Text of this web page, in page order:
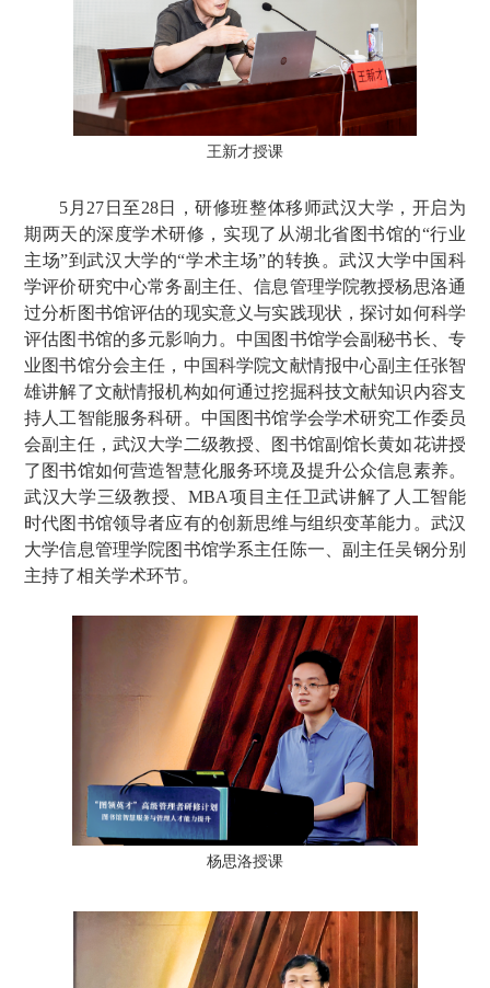
王新才授课
5月27日至28日，研修班整体移师武汉大学，开启为
期两天的深度学术研修，实现了从湖北省图书馆的“行业
主场”到武汉大学的“学术主场”的转换。武汉大学中国科
学评价研究中心常务副主任、信息管理学院教授杨思洛通
过分析图书馆评估的现实意义与实践现状，探讨如何科学
评估图书馆的多元影响力。中国图书馆学会副秘书长、专
业图书馆分会主任，中国科学院文献情报中心副主任张智
雄讲解了文献情报机构如何通过挖掘科技文献知识内容支
持人工智能服务科研。中国图书馆学会学术研究工作委员
会副主任，武汉大学二级教授、图书馆副馆长黄如花讲授
了图书馆如何营造智慧化服务环境及提升公众信息素养。
武汉大学三级教授、MBA项目主任卫武讲解了人工智能
时代图书馆领导者应有的创新思维与组织变革能力。武汉
大学信息管理学院图书馆学系主任陈一、副主任吴钢分别
主持了相关学术环节。
杨思洛授课